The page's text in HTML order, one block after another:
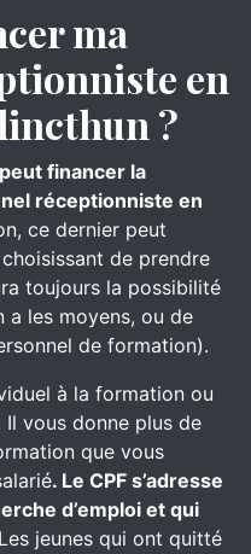
ma
en
?
financer la
réceptionniste en
ce dernier peut
de prendre
toujours la possibilité
a les moyens, ou de
de formation).
à la formation ou
Il vous donne plus de
que vous
. Le CPF s’adresse
d’emploi et qui
Les jeunes qui ont quitté